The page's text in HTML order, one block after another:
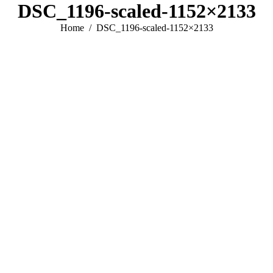
DSC_1196-scaled-1152×2133
You are here:
Home DSC_1196-scaled-1152×2133